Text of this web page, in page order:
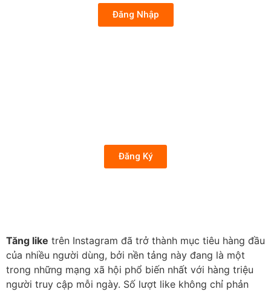
Đăng Nhập
Đăng Ký
Tăng like trên Instagram đã trở thành mục tiêu hàng đầu
của nhiều người dùng, bởi nền tảng này đang là một
trong những mạng xã hội phổ biến nhất với hàng triệu
người truy cập mỗi ngày. Số lượt like không chỉ phản